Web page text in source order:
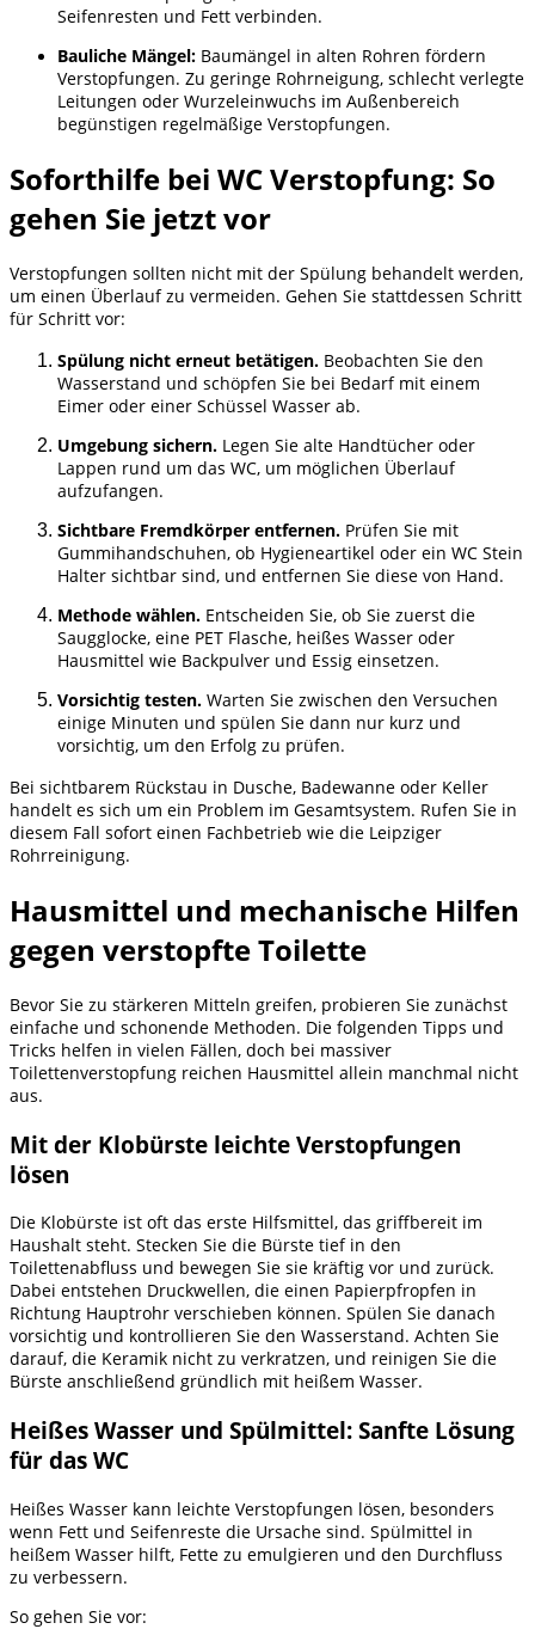
Seifenresten und Fett verbinden.
Bauliche Mängel: Baumängel in alten Rohren fördern
Verstopfungen. Zu geringe Rohrneigung, schlecht verlegte
Leitungen oder Wurzeleinwuchs im Außenbereich
begünstigen regelmäßige Verstopfungen.
Soforthilfe bei WC Verstopfung: So
gehen Sie jetzt vor
Verstopfungen sollten nicht mit der Spülung behandelt werden,
um einen Überlauf zu vermeiden. Gehen Sie stattdessen Schritt
für Schritt vor:
Spülung nicht erneut betätigen. Beobachten Sie den
Wasserstand und schöpfen Sie bei Bedarf mit einem
Eimer oder einer Schüssel Wasser ab.
Umgebung sichern. Legen Sie alte Handtücher oder
Lappen rund um das WC, um möglichen Überlauf
aufzufangen.
Sichtbare Fremdkörper entfernen. Prüfen Sie mit
Gummihandschuhen, ob Hygieneartikel oder ein WC Stein
Halter sichtbar sind, und entfernen Sie diese von Hand.
Methode wählen. Entscheiden Sie, ob Sie zuerst die
Saugglocke, eine PET Flasche, heißes Wasser oder
Hausmittel wie Backpulver und Essig einsetzen.
Vorsichtig testen. Warten Sie zwischen den Versuchen
einige Minuten und spülen Sie dann nur kurz und
vorsichtig, um den Erfolg zu prüfen.
Bei sichtbarem Rückstau in Dusche, Badewanne oder Keller
handelt es sich um ein Problem im Gesamtsystem. Rufen Sie in
diesem Fall sofort einen Fachbetrieb wie die Leipziger
Rohrreinigung.
Hausmittel und mechanische Hilfen
gegen verstopfte Toilette
Bevor Sie zu stärkeren Mitteln greifen, probieren Sie zunächst
einfache und schonende Methoden. Die folgenden Tipps und
Tricks helfen in vielen Fällen, doch bei massiver
Toilettenverstopfung reichen Hausmittel allein manchmal nicht
aus.
Mit der Klobürste leichte Verstopfungen
lösen
Die Klobürste ist oft das erste Hilfsmittel, das griffbereit im
Haushalt steht. Stecken Sie die Bürste tief in den
Toilettenabfluss und bewegen Sie sie kräftig vor und zurück.
Dabei entstehen Druckwellen, die einen Papierpfropfen in
Richtung Hauptrohr verschieben können. Spülen Sie danach
vorsichtig und kontrollieren Sie den Wasserstand. Achten Sie
darauf, die Keramik nicht zu verkratzen, und reinigen Sie die
Bürste anschließend gründlich mit heißem Wasser.
Heißes Wasser und Spülmittel: Sanfte Lösung
für das WC
Heißes Wasser kann leichte Verstopfungen lösen, besonders
wenn Fett und Seifenreste die Ursache sind. Spülmittel in
heißem Wasser hilft, Fette zu emulgieren und den Durchfluss
zu verbessern.
So gehen Sie vor: